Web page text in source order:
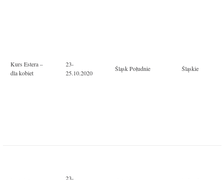
Kurs Estera –
dla kobiet
23-
25.10.2020
Śląsk Południe Śląskie
23-